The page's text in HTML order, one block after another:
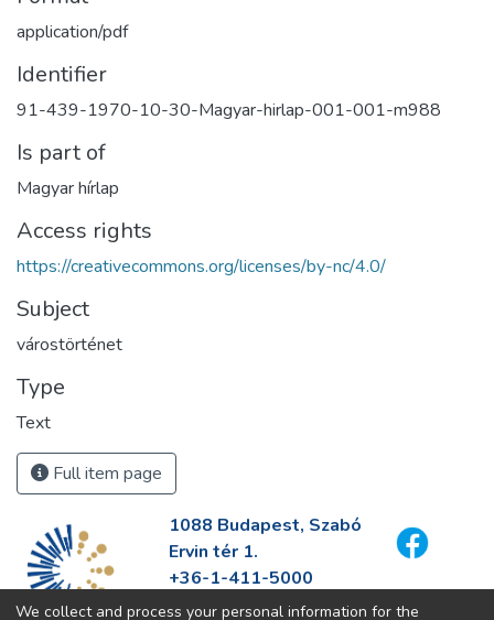
application/pdf
Identifier
91-439-1970-10-30-Magyar-hirlap-001-001-m988
Is part of
Magyar hírlap
Access rights
https://creativecommons.org/licenses/by-nc/4.0/
Subject
várostörténet
Type
Text
Full item page
1088 Budapest, Szabó
Ervin tér 1.
+36-1-411-5000
info@fszek.hu
We collect and process your personal information for the